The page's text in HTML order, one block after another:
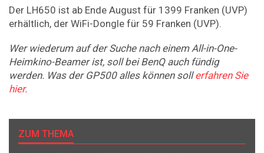
Der LH650 ist ab Ende August für 1399 Franken (UVP)
erhältlich, der WiFi-Dongle für 59 Franken (UVP).
Wer wiederum auf der Suche nach einem All-in-One-
Heimkino-Beamer ist, soll bei BenQ auch fündig
werden. Was der GP500 alles können sollerfahren Sie
hier.
ZUM THEMA